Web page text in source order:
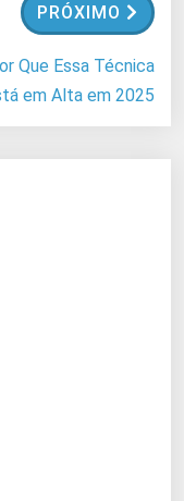
PRÓXIMO
Que Essa Técnica
em Alta em 2025